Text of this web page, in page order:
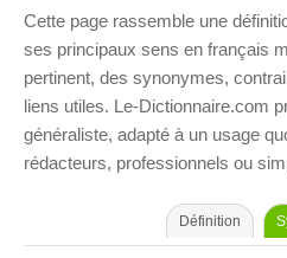
Cette page rassemble une
ses principaux sens en français
pertinent, des synonymes,
liens utiles. Le-Dictionnaire.com
généraliste, adapté à un usage
rédacteurs, professionnels ou
Définition